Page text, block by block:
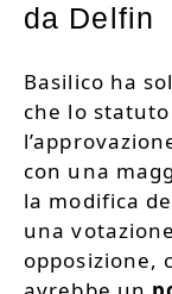
da Delfin
Basilico ha
che lo
con una
la modifica
una
opposizione,